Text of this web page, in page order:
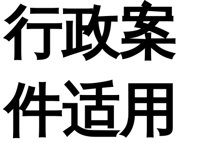
行政案
件适用